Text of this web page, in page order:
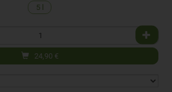
5 l
24,90 €